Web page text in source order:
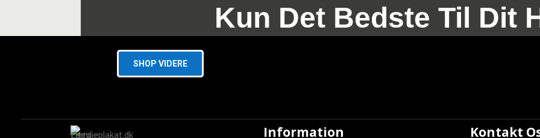
Kun Det Bedste Til Dit
SHOP VIDERE
Information Kontakt